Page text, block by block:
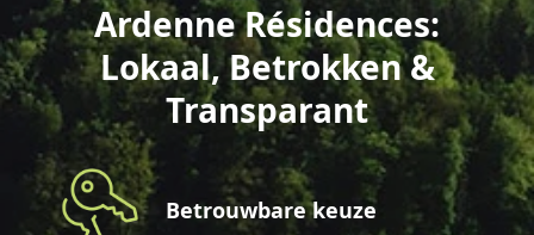
Ardenne Résidences:
Lokaal, Betrokken &
Transparant
Betrouwbare keuze